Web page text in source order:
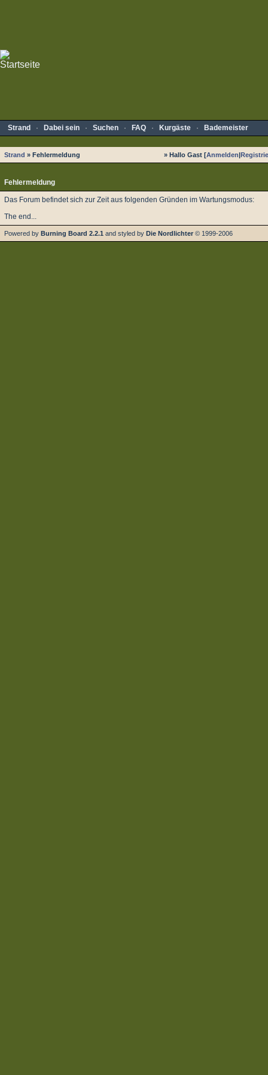
Strand · Dabei sein· Suchen· FAQ· Kurgäste· Bademeister
Strand » Fehlermeldung » Hallo Gast [Anmelden|
Fehlermeldung
Das Forum befindet sich zur Zeit aus folgenden Gründen im Wartungsmodus:
The end...
Powered by Burning Board 2.2.1 and styled by Die Nordlichter © 1999-2006